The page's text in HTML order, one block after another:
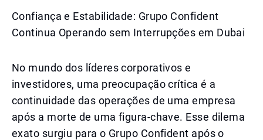
Confiança e Estabilidade: Grupo Confident
Continua Operando sem Interrupções em Dubai
No mundo dos líderes corporativos e
investidores, uma preocupação crítica é a
continuidade das operações de uma empresa
após a morte de uma figura-chave. Esse dilema
exato surgiu para o Grupo Confident após o